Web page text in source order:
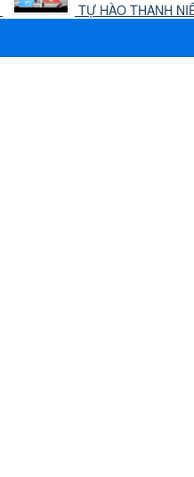
TỰ HÀO THANH